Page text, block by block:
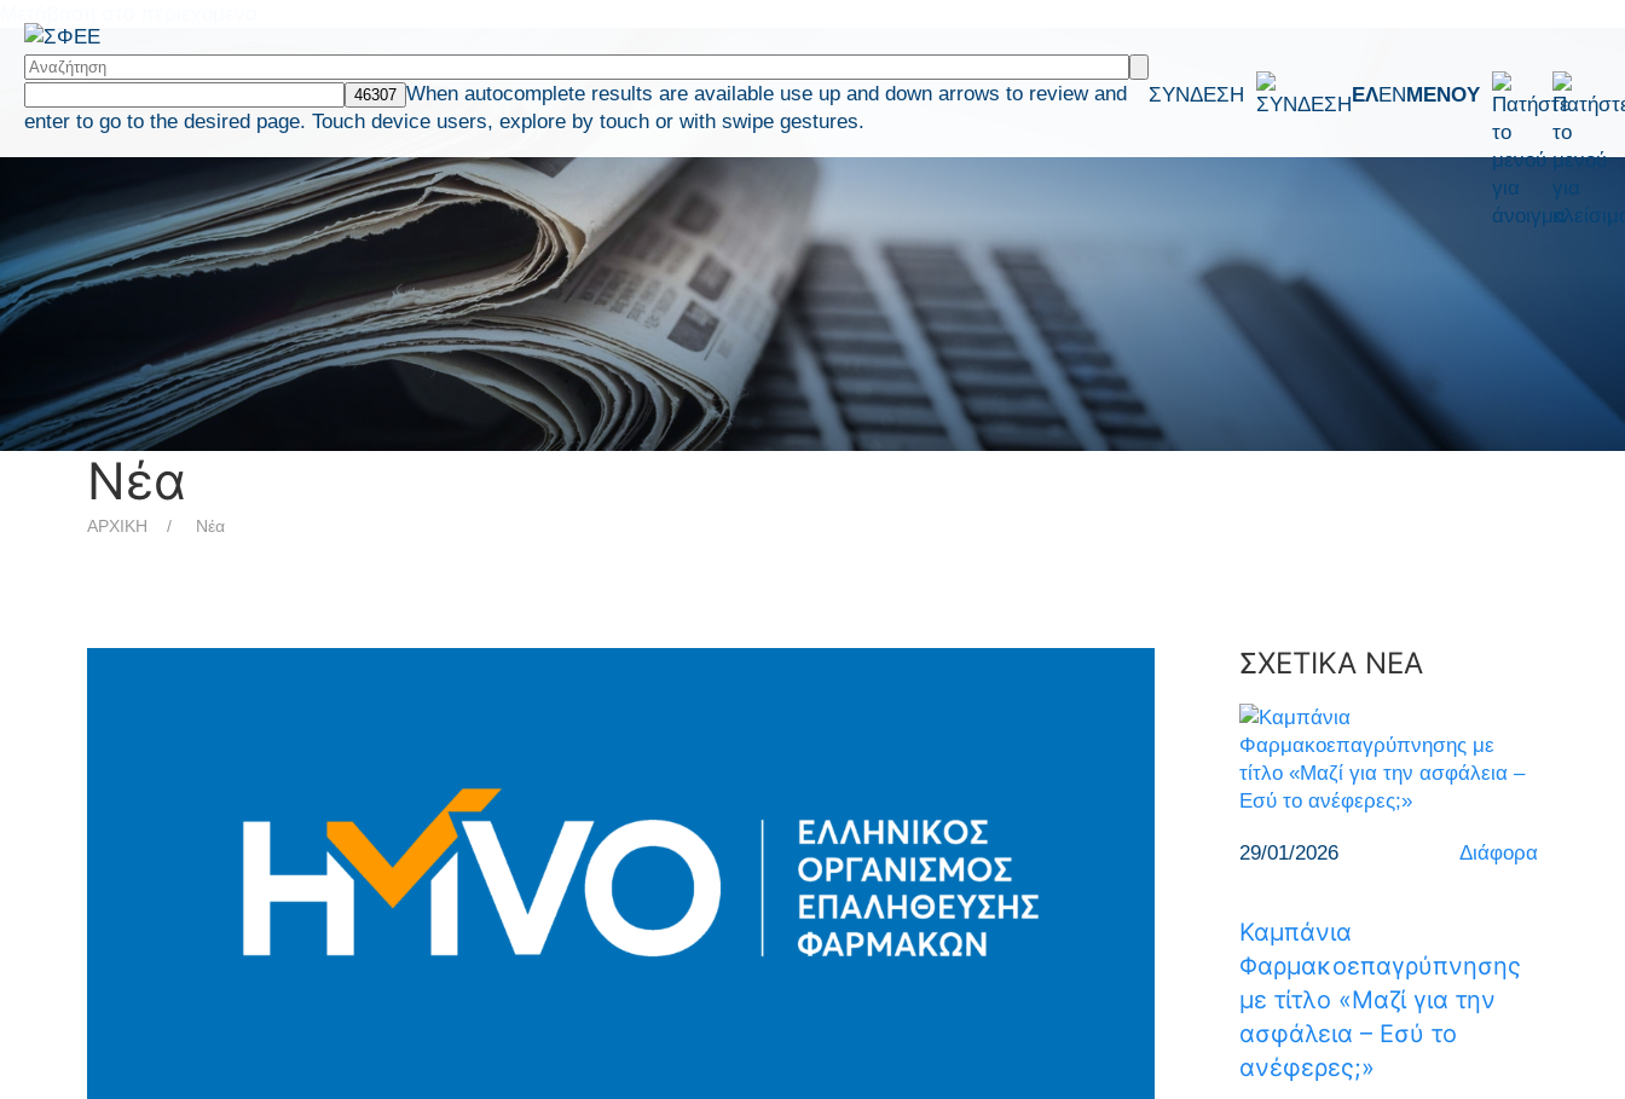
When autocomplete results are available use up and down arrows to review and
enter to go to the desired page. Touch device users, explore by touch or with swipe gestures.
ΣΥΝΔΕΣΗ ΕΛEN ΜΕΝΟΥ
Νέα
ΑΡΧΙΚΗ Νέα
ΣΧΕΤΙΚΑ ΝΕΑ
29/01/2026 Διάφορα
Καμπάνια
Φαρμακοεπαγρύπνησης
με τίτλο «Μαζί για την
ασφάλεια – Εσύ το
ανέφερες;»